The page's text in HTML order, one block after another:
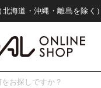
海道・沖縄・離島を除く）